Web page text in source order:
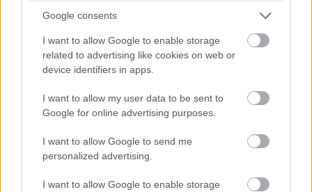
Google consents
I want to allow Google to enable storage
related to advertising like cookies on web or
device identifiers in apps.
I want to allow my user data to be sent to
Google for online advertising purposes.
I want to allow Google to send me
personalized advertising.
I want to allow Google to enable storage